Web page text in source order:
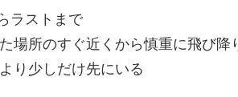
ラストまで
場所のすぐ近くから慎重に飛び
り少しだけ先にいる